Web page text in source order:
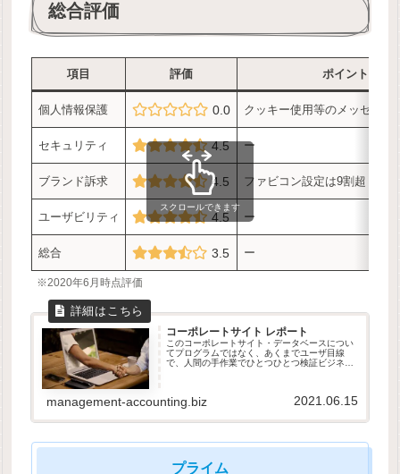
総合評価
項目 評価 ポイント
個人情報保護 0.0 クッキー使用等のメッセージ
セキュリティ 4.5 ー
ブランド訴求 4.5 ファビコン設定は9割超
ユーザビリティ 4.5 ー
総合 3.5 ー
スクロールできます
※2020年6月時点評価
コーポレートサイト レポート
このコーポレートサイト・データベースについ
てプログラムではなく、あくまでユーザ目線
で、人間の手作業でひとつひとつ検証ビジネ
management-accounting.biz 2021.06.15
プライム